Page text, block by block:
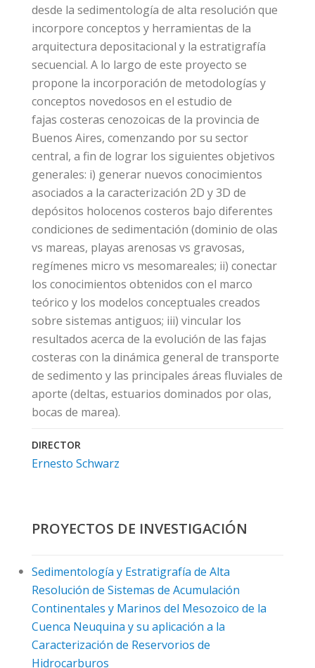
desde la sedimentología de alta resolución que
incorpore conceptos y herramientas de la
arquitectura depositacional y la estratigrafía
secuencial. A lo largo de este proyecto se
propone la incorporación de metodologías y
conceptos novedosos en el estudio de
fajas costeras cenozoicas de la provincia de
Buenos Aires, comenzando por su sector
central, a fin de lograr los siguientes objetivos
generales: i) generar nuevos conocimientos
asociados a la caracterización 2D y 3D de
depósitos holocenos costeros bajo diferentes
condiciones de sedimentación (dominio de olas
vs mareas, playas arenosas vs gravosas,
regímenes micro vs mesomareales; ii) conectar
los conocimientos obtenidos con el marco
teórico y los modelos conceptuales creados
sobre sistemas antiguos; iii) vincular los
resultados acerca de la evolución de las fajas
costeras con la dinámica general de transporte
de sedimento y las principales áreas fluviales de
aporte (deltas, estuarios dominados por olas,
bocas de marea).
DIRECTOR
Ernesto Schwarz
PROYECTOS DE INVESTIGACIÓN
Sedimentología y Estratigrafía de Alta
Resolución de Sistemas de Acumulación
Continentales y Marinos del Mesozoico de la
Cuenca Neuquina y su aplicación a la
Caracterización de Reservorios de
Hidrocarburos